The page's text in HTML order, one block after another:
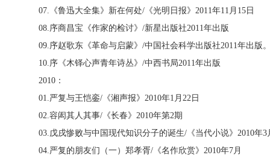
07.
《鲁迅大全集》新在何处/ 《光明日报》 2011 年11 月 15 日
08. 序商昌宝《作家的检讨》 /新星出版社2011 年出版
09. 序赵歌东《革命与启蒙》 /中国社会科学出版社2011 年出版
10. 序《木铎心声青年诗丛》 /中西书局2011 年出版
2010 ：
01. 严复与王恺銮/ 《湘声报》 2010年1 月 22 日
02. 容闳其人其事/ 《长春》 2010年第2期
03. 戊戌惨败与中国现代知识分子的诞生/ 《当代小说》 2010年3
04. 严复的朋友们（一）郑孝胥/ 《名作欣赏》 2010年7 月